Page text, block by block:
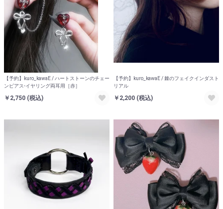
【予約】kuro_kawaE / ハートストーンのチェー
ンピアス-イヤリング両耳用［赤］
￥2,750 (税込)
【予約】kuro_kawaE / 棘のフェイクインダスト
リアル
￥2,200 (税込)